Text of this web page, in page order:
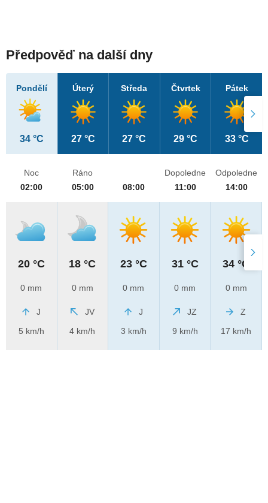
Předpověď na další dny
Pondělí
34 °C
Úterý
27 °C
Středa
27 °C
Čtvrtek
29 °C
Pátek
33 °C
Noc
02:00
20 °C
0 mm
J
5 km/h
Ráno
05:00
18 °C
0 mm
JV
4 km/h
08:00
23 °C
0 mm
J
3 km/h
Dopoledne
11:00
31 °C
0 mm
JZ
9 km/h
Odpoledne
14:00
34 °C
0 mm
Z
17 km/h